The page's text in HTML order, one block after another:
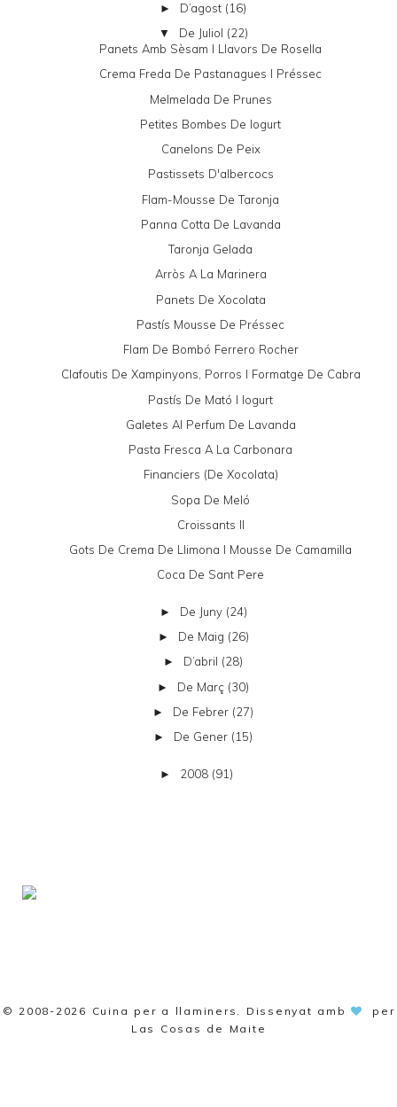
► D’agost (16)
▼ De Juliol (22)
Panets Amb Sèsam I Llavors De Rosella
Crema Freda De Pastanagues I Préssec
Melmelada De Prunes
Petites Bombes De Iogurt
Canelons De Peix
Pastissets D'albercocs
Flam-Mousse De Taronja
Panna Cotta De Lavanda
Taronja Gelada
Arròs A La Marinera
Panets De Xocolata
Pastís Mousse De Préssec
Flam De Bombó Ferrero Rocher
Clafoutis De Xampinyons, Porros I Formatge De Cabra
Pastís De Mató I Iogurt
Galetes Al Perfum De Lavanda
Pasta Fresca A La Carbonara
Financiers (de Xocolata)
Sopa De Meló
Croissants II
Gots De Crema De Llimona I Mousse De Camamilla
Coca De Sant Pere
► De Juny (24)
► De Maig (26)
► D’abril (28)
► De Març (30)
► De Febrer (27)
► De Gener (15)
► 2008 (91)
© 2008-2026 Cuina per a llaminers . Dissenyat amb
per
Las Cosas de Maite